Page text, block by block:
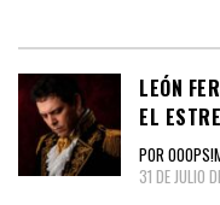
LEÓN
EL
POR
31 DE JULIO